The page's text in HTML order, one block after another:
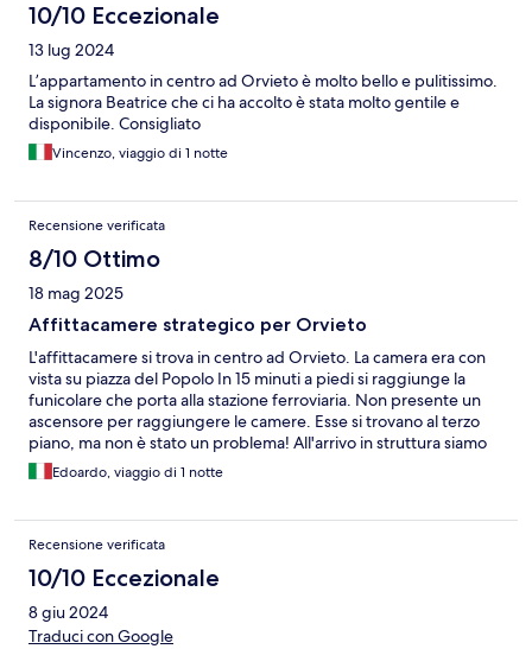
10/10 Eccezionale
13 lug 2024
L’appartamento in centro ad Orvieto è molto bello e pulitissimo.
La signora Beatrice che ci ha accolto è stata molto gentile e
disponibile. Consigliato
Vincenzo, viaggio di 1 notte
Recensione verificata
8/10 Ottimo
18 mag 2025
Affittacamere strategico per Orvieto
L'affittacamere si trova in centro ad Orvieto. La camera era con
vista su piazza del Popolo In 15 minuti a piedi si raggiunge la
funicolare che porta alla stazione ferroviaria. Non presente un
ascensore per raggiungere le camere. Esse si trovano al terzo
piano, ma non è stato un problema! All'arrivo in struttura siamo
stati ben accolti dalla proprietaria che ci ha dato le informazioni
per poter entrare e uscire in autonomia. La camera, pulita, era
palazzo. Presente la tv e la possibilità di usare il frigo e la
macchina del caffè in comune. Nella stanza c'era il ventilatore a
soffitto e il climatizzatore. Il bagno pulito con i flaconi con
shampoo e il dosatore col sapone per le mani (ottima scelta dal
punto di vista ambientale).
Edoardo, viaggio di 1 notte
Recensione verificata
10/10 Eccezionale
8 giu 2024
Traduci con Google